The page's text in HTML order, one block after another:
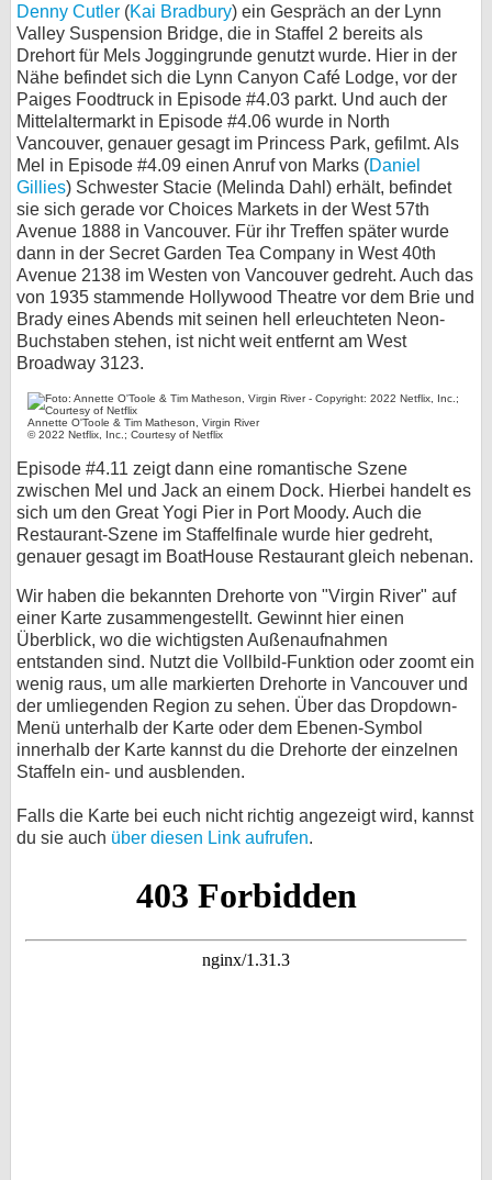
Denny Cutler (Kai Bradbury) ein Gespräch an der Lynn
Valley Suspension Bridge, die in Staffel 2 bereits als
Drehort für Mels Joggingrunde genutzt wurde. Hier in der
Nähe befindet sich die Lynn Canyon Café Lodge, vor der
Paiges Foodtruck in Episode #4.03 parkt. Und auch der
Mittelaltermarkt in Episode #4.06 wurde in North
Vancouver, genauer gesagt im Princess Park, gefilmt. Als
Mel in Episode #4.09 einen Anruf von Marks (Daniel
Gillies) Schwester Stacie (Melinda Dahl) erhält, befindet
sie sich gerade vor Choices Markets in der West 57th
Avenue 1888 in Vancouver. Für ihr Treffen später wurde
dann in der Secret Garden Tea Company in West 40th
Avenue 2138 im Westen von Vancouver gedreht. Auch das
von 1935 stammende Hollywood Theatre vor dem Brie und
Brady eines Abends mit seinen hell erleuchteten Neon-
Buchstaben stehen, ist nicht weit entfernt am West
Broadway 3123.
Annette O'Toole & Tim Matheson, Virgin River
© 2022 Netflix, Inc.; Courtesy of Netflix
Episode #4.11 zeigt dann eine romantische Szene
zwischen Mel und Jack an einem Dock. Hierbei handelt es
sich um den Great Yogi Pier in Port Moody. Auch die
Restaurant-Szene im Staffelfinale wurde hier gedreht,
genauer gesagt im BoatHouse Restaurant gleich nebenan.
Wir haben die bekannten Drehorte von "Virgin River" auf
einer Karte zusammengestellt. Gewinnt hier einen
Überblick, wo die wichtigsten Außenaufnahmen
entstanden sind. Nutzt die Vollbild-Funktion oder zoomt ein
wenig raus, um alle markierten Drehorte in Vancouver und
der umliegenden Region zu sehen. Über das Dropdown-
Menü unterhalb der Karte oder dem Ebenen-Symbol
innerhalb der Karte kannst du die Drehorte der einzelnen
Staffeln ein- und ausblenden.
Falls die Karte bei euch nicht richtig angezeigt wird, kannst
du sie auch über diesen Link aufrufen.